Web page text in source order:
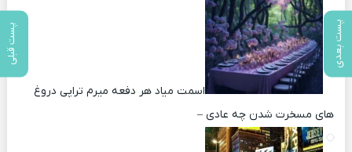
پست بعدی پست قبلی
اسمت میاد هر دفعه میرم تراپی دروغ‌
های مسخرت شدن چه عادی –